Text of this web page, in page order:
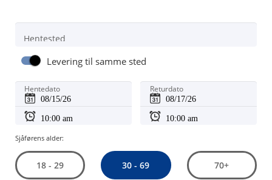
Hentested
Levering til samme sted
Hentedato Returdato
Sjåførens alder:
18 - 29 30 - 69 70+